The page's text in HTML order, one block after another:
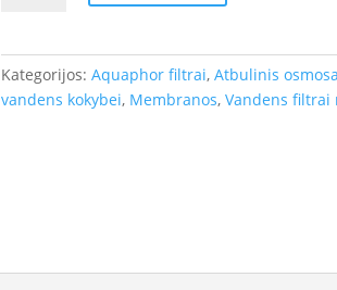
100S
Kategorijos: Aquaphor filtrai, Atbulinis
vandens kokybei, Membranos, Vandens filtrai